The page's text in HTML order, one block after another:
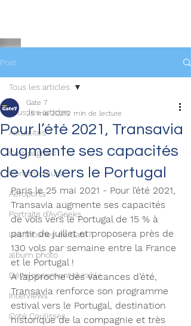
Post
Tous les articles
Actualités
Compagnies
Constructeurs
Aéroports
Portraits d'AvGeeks
Les tribunes de Gate7
album photo
Développement durable
Interviews
Coté Coulisses
Tous les articles
Pour l’été 2021, Transavia
augmente ses capacités
de vols vers le Portugal
Gate 7
25 mai 20212 min de lecture
Paris le 25 mai 2021 - Pour l’été 2021,
Transavia augmente ses capacités
de vols vers le Portugal de 15 % à
partir de juillet et proposera près de
130 vols par semaine entre la France
et le Portugal !
A l’approche des vacances d’été,
Transavia renforce son programme
estival vers le Portugal, destination
historique de la compagnie et très